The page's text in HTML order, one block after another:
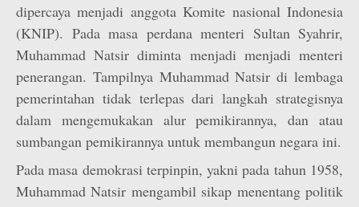
dipercaya menjadi anggota Komite nasional Indonesia
(KNIP). Pada masa perdana menteri Sultan Syahrir,
Muhammad Natsir diminta menjadi menjadi menteri
penerangan. Tampilnya Muhammad Natsir di lembaga
pemerintahan tidak terlepas dari langkah strategisnya
dalam mengemukakan alur pemikirannya, dan atau
sumbangan pemikirannya untuk membangun negara ini.
Pada masa demokrasi terpinpin, yakni pada tahun 1958,
Muhammad Natsir mengambil sikap menentang politik